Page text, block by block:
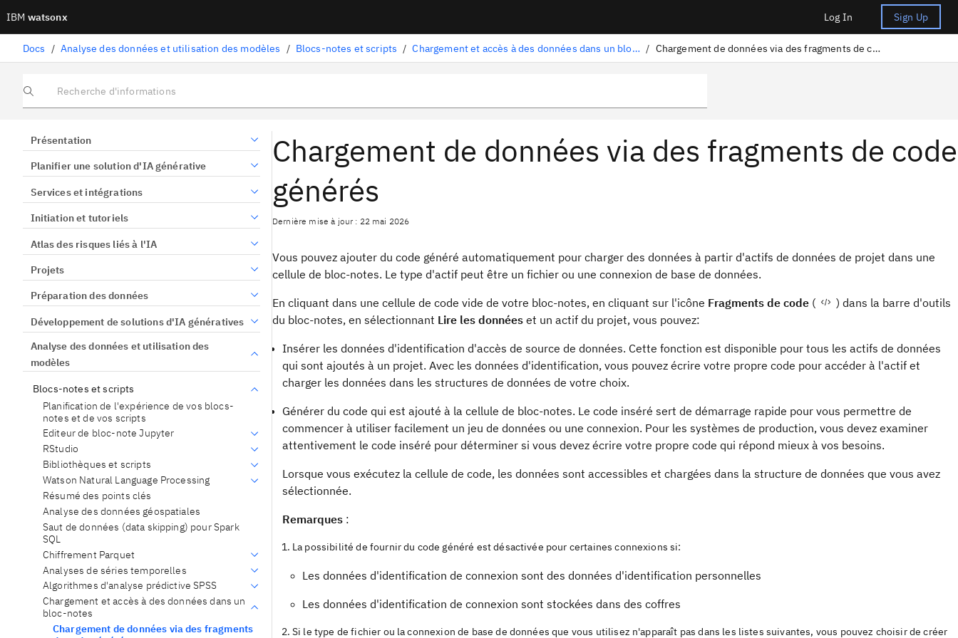
IBM watsonx Log In Sign Up
Docs / Analyse des données et utilisation des modèles / Blocs-notes et scripts / Chargement et accès à des données dans un bloc-notes / Chargement de données via des fragments de code générés
Recherche d'informations
Présentation
Planifier une solution d'IA générative
Services et intégrations
Initiation et tutoriels
Atlas des risques liés à l'IA
Projets
Préparation des données
Développement de solutions d'IA génératives
Analyse des données et utilisation des
modèles
Blocs-notes et scripts
Planification de l'expérience de vos blocs-
notes et de vos scripts
Editeur de bloc-note Jupyter
RStudio
Bibliothèques et scripts
Watson Natural Language Processing
Résumé des points clés
Analyse des données géospatiales
Saut de données (data skipping) pour Spark
SQL
Chiffrement Parquet
Analyses de séries temporelles
Algorithmes d'analyse prédictive SPSS
Chargement et accès à des données dans un
bloc-notes
Chargement de données via des fragments
Chargement de données via des fragments de code
générés
Dernière mise à jour : 22 mai 2026
Vous pouvez ajouter du code généré automatiquement pour charger des données à partir d'actifs de données de projet dans une
cellule de bloc-notes. Le type d'actif peut être un fichier ou une connexion de base de données.
En cliquant dans une cellule de code vide de votre bloc-notes, en cliquant sur l'icône Fragments de code (
) dans la barre d'outils
du bloc-notes, en sélectionnant Lire les données et un actif du projet, vous pouvez:
Insérer les données d'identification d'accès de source de données. Cette fonction est disponible pour tous les actifs de données
qui sont ajoutés à un projet. Avec les données d'identification, vous pouvez écrire votre propre code pour accéder à l'actif et
charger les données dans les structures de données de votre choix.
Générer du code qui est ajouté à la cellule de bloc-notes. Le code inséré sert de démarrage rapide pour vous permettre de
commencer à utiliser facilement un jeu de données ou une connexion. Pour les systèmes de production, vous devez examiner
attentivement le code inséré pour déterminer si vous devez écrire votre propre code qui répond mieux à vos besoins.
Lorsque vous exécutez la cellule de code, les données sont accessibles et chargées dans la structure de données que vous avez
sélectionnée.
Remarques :
La possibilité de fournir du code généré est désactivée pour certaines connexions si:
Les données d'identification de connexion sont des données d'identification personnelles
Les données d'identification de connexion sont stockées dans des coffres
Si le type de fichier ou la connexion de base de données que vous utilisez n'apparaît pas dans les listes suivantes, vous pouvez choisir de créer